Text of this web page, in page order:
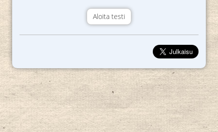
Aloita testi